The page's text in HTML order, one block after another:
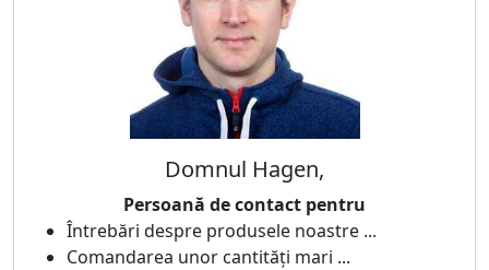
Domnul Hagen,
Persoană de contact pentru
Întrebări despre produsele noastre ...
Comandarea unor cantități mari ...